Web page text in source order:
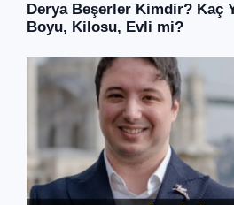
Derya Beşerler Kimdir? Kaç
Boyu, Kilosu, Evli mi?